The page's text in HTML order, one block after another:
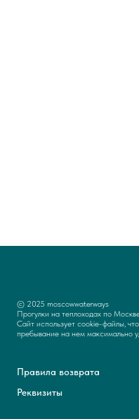
© 2025 moscowwaterways
Прогулки на теплоходах по
Сайт использует cookie-файлы,
пребывание на нем максимально
Правила возврата
Реквизиты